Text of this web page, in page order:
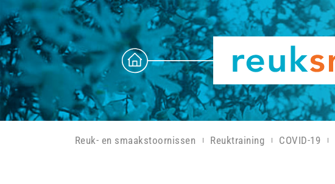
Reuk- en smaakstoornissen Reuktraining COVID-19